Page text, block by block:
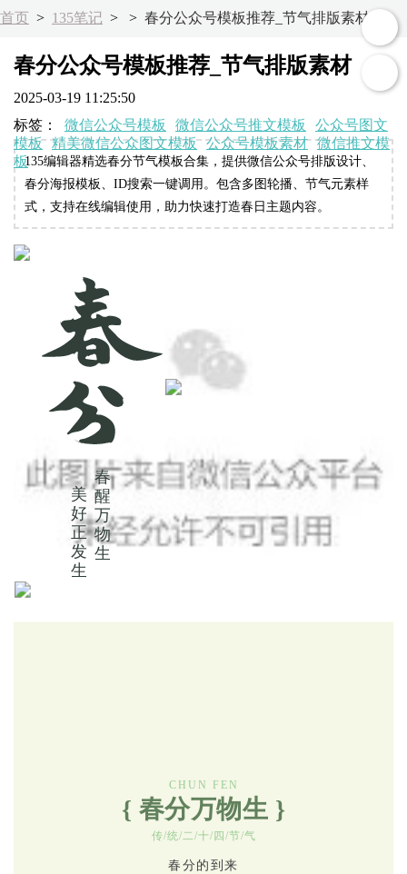
首页 > 135笔记 > > 春分公众号模板推荐_节气排版素材
春分公众号模板推荐_节气排版素材
2025-03-19 11:25:50
标签： 微信公众号模板 微信公众号推文模板
公众号图文
模板 精美微信公众图文模板 公众号模板素材 微信推文模
板135编辑器精选春分节气模板合集，提供微信公众号排版设计、
春分海报模板、ID搜索一键调用。包含多图轮播、节气元素样
式，支持在线编辑使用，助力快速打造春日主题内容。
春
醒
万
物
生
美
好
正
发
生
CHUN FEN
{ 春分万物生 }
传/统/二/十/四/节/气
春分的到来